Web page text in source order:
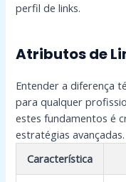
perfil de links.
Atributos de
Entender a diferença
para qualquer
estes fundamentos é
estratégias avançadas.
Característica